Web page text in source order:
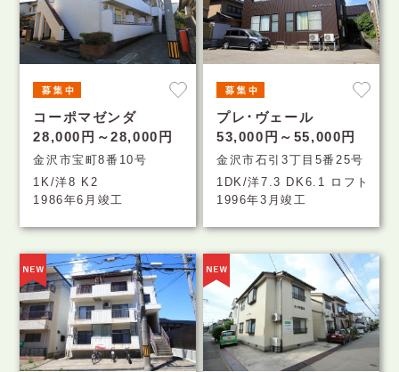
コーポマゼンダ
28,000円～28,000円
金沢市宝町8番10号
1K/洋8 K2
1986年6月竣工
プレ･ヴェール
53,000円～55,000円
金沢市石引3丁目5番25号
1DK/洋7.3 DK6.1 ロフト
1996年3月竣工